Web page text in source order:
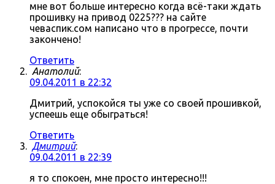
мне вот больше интересно когда всё-таки ждать
прошивку на привод 0225??? на сайте
чеваспик.сом написано что в прогрессе, почти
закончено!
Ответить
Анатолий:
09.04.2011 в 22:32
Дмитрий, успокойся ты уже со своей прошивкой,
успеешь еще обыграться!
Ответить
Дмитрий:
09.04.2011 в 22:39
я то спокоен, мне просто интересно!!!